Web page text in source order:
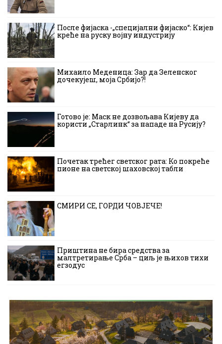
После фијаска -„специјални фијаско“: Кијев
креће на руску војну индустрију
Михаило Меденица: Зар да Зеленског
дочекујеш, моја Србијо?!
Готово је: Маск не дозвољава Кијеву да
користи „Старлинк“ за нападе на Русију?
Почетак трећег светског рата: Ко покреће
пионе на светској шаховској табли
СМИРИ СЕ, ГОРДИ ЧОВЈЕЧЕ!
Приштина не бира средства за
малтретирање Срба – циљ је њихов тихи
егзодус